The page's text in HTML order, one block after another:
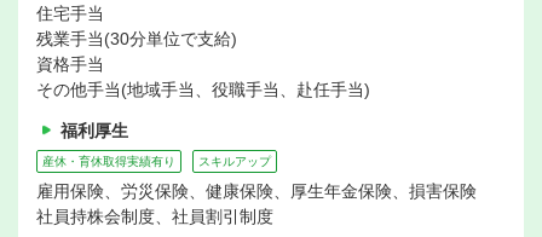
住宅手当
残業手当(30分単位で支給)
資格手当
その他手当(地域手当、役職手当、赴任手当)
福利厚生
産休・育休取得実績有り スキルアップ
雇用保険、労災保険、健康保険、厚生年金保険、損害保険
社員持株会制度、社員割引制度